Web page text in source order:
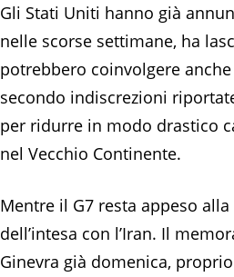
Gli Stati Uniti hanno già
nelle scorse settimane, ha
potrebbero coinvolgere
secondo indiscrezioni
per ridurre in modo drastico
nel Vecchio Continente.
Mentre il G7 resta appeso
dell’intesa con l’Iran. Il
Ginevra già domenica,